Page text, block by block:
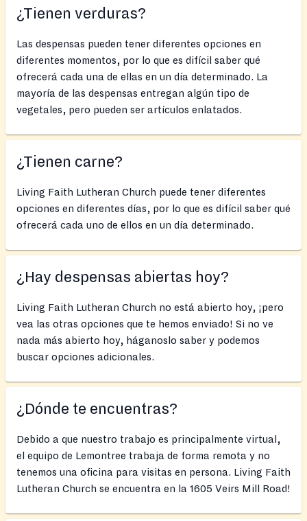
¿Tienen verduras?
Las despensas pueden tener diferentes opciones en
diferentes momentos, por lo que es difícil saber qué
ofrecerá cada una de ellas en un día determinado. La
mayoría de las despensas entregan algún tipo de
vegetales, pero pueden ser artículos enlatados.
¿Tienen carne?
Living Faith Lutheran Church puede tener diferentes
opciones en diferentes días, por lo que es difícil saber qué
ofrecerá cada uno de ellos en un día determinado.
¿Hay despensas abiertas hoy?
Living Faith Lutheran Church no está abierto hoy, ¡pero
vea las otras opciones que te hemos enviado! Si no ve
nada más abierto hoy, háganoslo saber y podemos
buscar opciones adicionales.
¿Dónde te encuentras?
Debido a que nuestro trabajo es principalmente virtual,
el equipo de Lemontree trabaja de forma remota y no
tenemos una oficina para visitas en persona. Living Faith
Lutheran Church se encuentra en la 1605 Veirs Mill Road!